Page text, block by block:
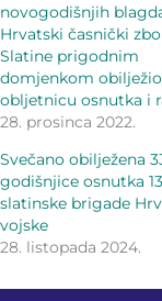
novogodišnjih
Hrvatski časnički
Slatine prigodnim
domjenkom
obljetnicu osnutka i
28. prosinca 2022.
Svečano obilježena
godišnjice osnutka
slatinske brigade
vojske
28. listopada 2024.